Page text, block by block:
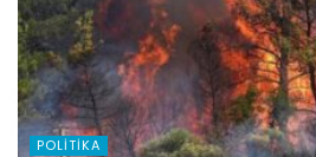
POLITIKA